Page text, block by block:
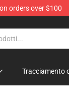
orders over $100
Tracciamento